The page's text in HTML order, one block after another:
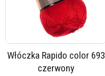
Włóczka Rapido color 693
czerwony